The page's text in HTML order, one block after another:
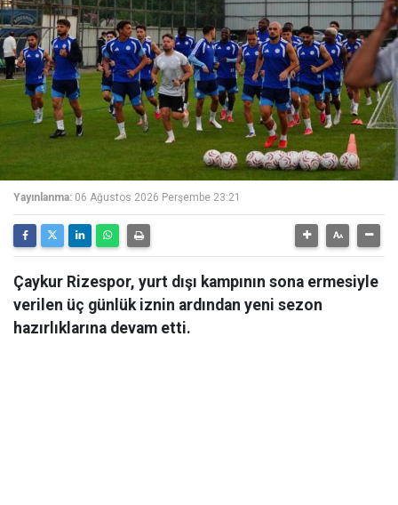
Yayınlanma: 06 Ağustos 2026 Perşembe 23:21
Çaykur Rizespor, yurt dışı kampının sona ermesiyle
verilen üç günlük iznin ardından yeni sezon
hazırlıklarına devam etti.